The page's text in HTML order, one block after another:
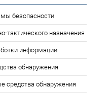
безопасности
тактического назначения
информации
обнаружения
средства обнаружения